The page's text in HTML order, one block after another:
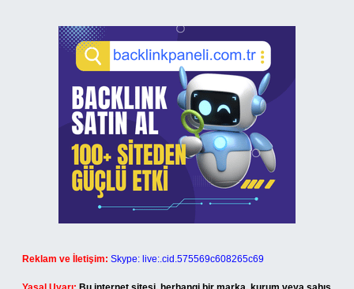
Reklam ve İletişim: Skype: live:.cid.575569c608265c69